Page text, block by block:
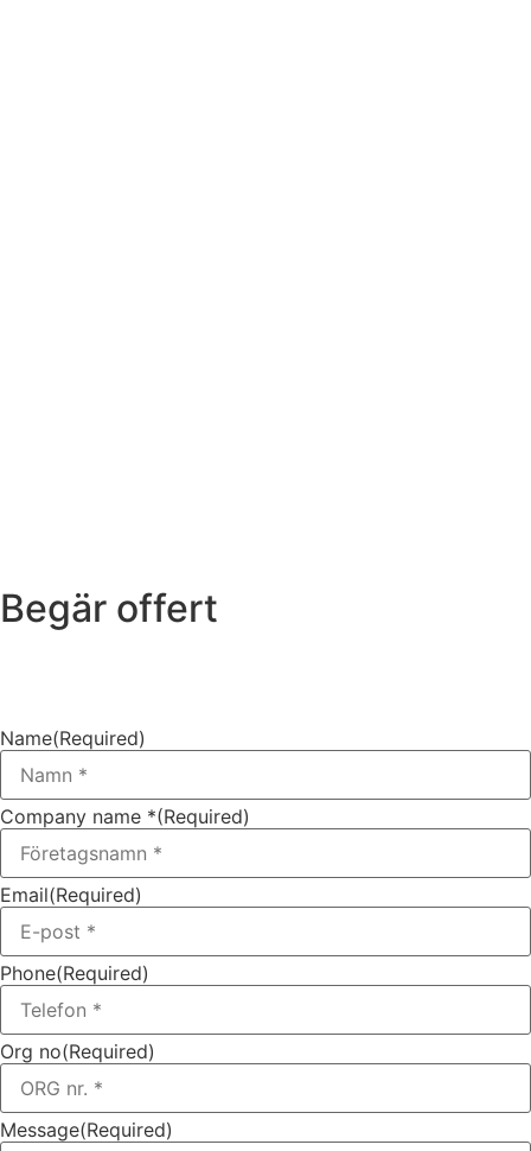
Begär offert
Name(Required)
Company name *(Required)
Email(Required)
Phone(Required)
Org no(Required)
Message(Required)